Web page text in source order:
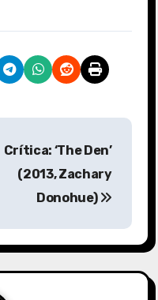
Crítica: ‘The Den’
(2013, Zachary
Donohue)